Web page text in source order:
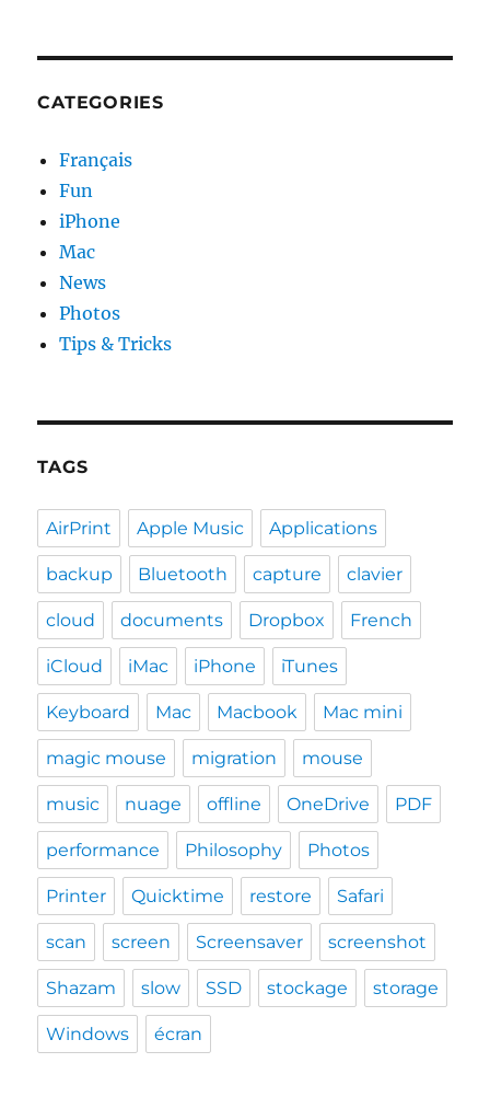
CATEGORIES
Français
Fun
iPhone
Mac
News
Photos
Tips & Tricks
TAGS
AirPrint Apple Music Applications
backup Bluetooth capture clavier
cloud documents Dropbox French
iCloud iMac iPhone iTunes
Keyboard Mac Macbook Mac mini
magic mouse migration mouse
music nuage offline OneDrive PDF
performance Philosophy Photos
Printer Quicktime restore Safari
scan screen Screensaver screenshot
Shazam slow SSD stockage storage
Windows écran